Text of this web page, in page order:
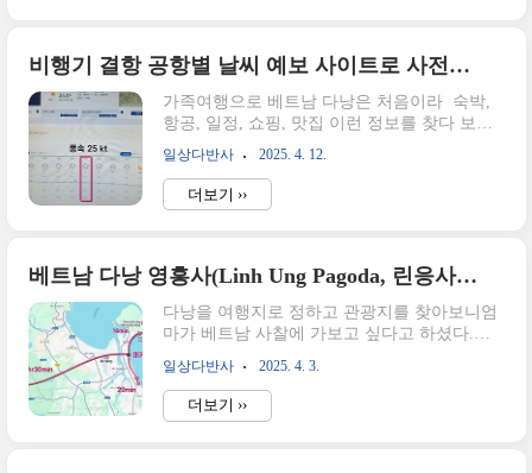
나 보내zipholic.com내가 사는 청주는 근처에
때는 편하다.예전에는 주로 제주도를 갈 때만
이용했는데 요새는 노선도 다양해져서 일본,
중국, 동남아 등 가까운 노선을 이용하기에 좋
다.구분내용주소28142 충북 청원구 내수읍 오
창대로 980공항종합안내16..
비행기 결항 공항별 날씨 예보 사이트로 사전에 체크!
가족여행으로 베트남 다낭은 처음이라 숙박,
항공, 일정, 쇼핑, 맛집 이런 정보를 찾다 보
니 시간이 금세 흘러 드디어 이번주 출국일이
다가왔다.(오늘!)그런데 어제 남편이 문자를 하
나 보내왔다.내일 태풍급의 바람이 분다던데
결항되는 거 아니야?그 순간 미리 예약해놓은
확인하는 방법을 확인해 보았다.공항별 날씨
보사이트 바로가기공항별로 날씨를 확인하기
위해서는 공항별 날씨를 알려주는 사이트에 들
어가서 확인하면 된다. 나는 청주공항 출발이
았는데남편이 말한 것처럼 풍속이 결항 수준인
25KT라는 걸 확인했다. ㅜㅜ아래 사이트에 들
일상다반사 2025. 4. 12.
더보기 ››
베트남 다낭 영흥사(Linh Ung Pagoda, 린응사) 3곳 위치 특징 완벽 정리
다낭을 여행지로 정하고 관광지를 찾아보니엄
마가 베트남 사찰에 가보고 싶다고 하셨다.거
야겠다고 생각하고좀 더 찾아보니 이게 웬걸?
다낭에는 영흥사가 모두 3곳이 있다고 한다.그
래서 오늘은 베트남 다낭의 영흥사 3곳의 위치
일상다반사 2025. 4. 3.
더보기 ››